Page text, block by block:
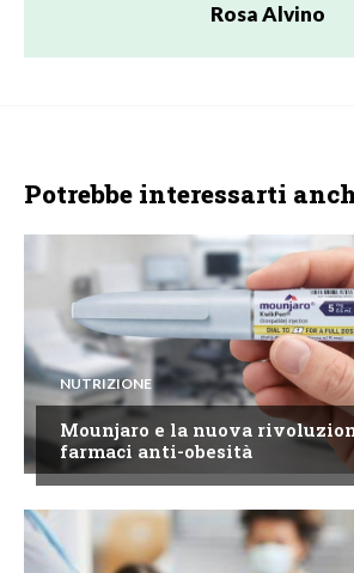
Rosa Alvino
Potrebbe interessarti
NUTRIZIONE
Mounjaro e la nuova
farmaci anti-obesità